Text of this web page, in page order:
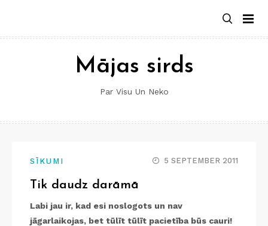
content
Mājas sirds
Par Visu Un Neko
SĪKUMI 5 SEPTEMBER 2011
Tik daudz darāmā
Labi jau ir, kad esi noslogots un nav
jāgarlaikojas, bet tūlīt tūlīt pacietība būs cauri!